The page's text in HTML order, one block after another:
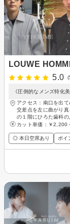
LOUWE
5.0
《圧倒的なメンズ特化
アクセス：南口を出
交差点を左に曲がり
の１階にひろた歯科の
カット単価： ￥2,200
◎ 本日空席あり ポイ